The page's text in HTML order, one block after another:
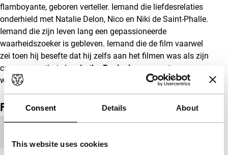
Consent Details About
This website uses cookies
flamboyante, geboren verteller. Iemand die liefdesrelaties
onderhield met Natalie Delon, Nico en Niki de Saint-Phalle.
Iemand die zijn leven lang een gepassioneerde
waarheidszoeker is gebleven. Iemand die de film vaarwel
zei toen hij besefte dat hij zelfs aan het filmen was als zijn
camera nog thuis lag. In the Beginning …
vormt een
waardig monument voor deze fascinerende figuur.(EH)
Film details